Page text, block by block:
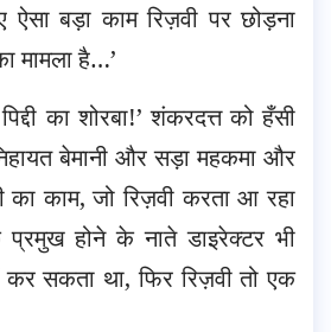
बड़ा काम रिज़वी पर छोड़ना
मामला है…’
का शोरबा!’ शंकरदत्त को हँसी
बेमानी और सड़ा महकमा और
का काम, जो रिज़वी करता आ रहा
होने के नाते डाइरेक्टर भी
कर सकता था, फिर रिज़वी तो एक